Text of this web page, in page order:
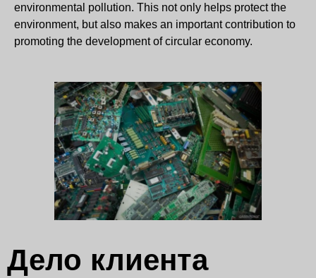
environmental pollution. This not only helps protect the
environment, but also makes an important contribution to
promoting the development of circular economy.
Дело клиента